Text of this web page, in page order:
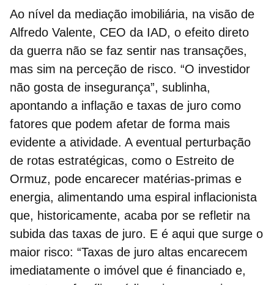
Ao nível da mediação imobiliária, na visão de
Alfredo Valente, CEO da IAD, o efeito direto
da guerra não se faz sentir nas transações,
mas sim na perceção de risco. “O investidor
não gosta de insegurança”, sublinha,
apontando a inflação e taxas de juro como
fatores que podem afetar de forma mais
evidente a atividade. A eventual perturbação
de rotas estratégicas, como o Estreito de
Ormuz, pode encarecer matérias-primas e
energia, alimentando uma espiral inflacionista
que, historicamente, acaba por se refletir na
subida das taxas de juro. E é aqui que surge o
maior risco: “Taxas de juro altas encarecem
imediatamente o imóvel que é financiado e,